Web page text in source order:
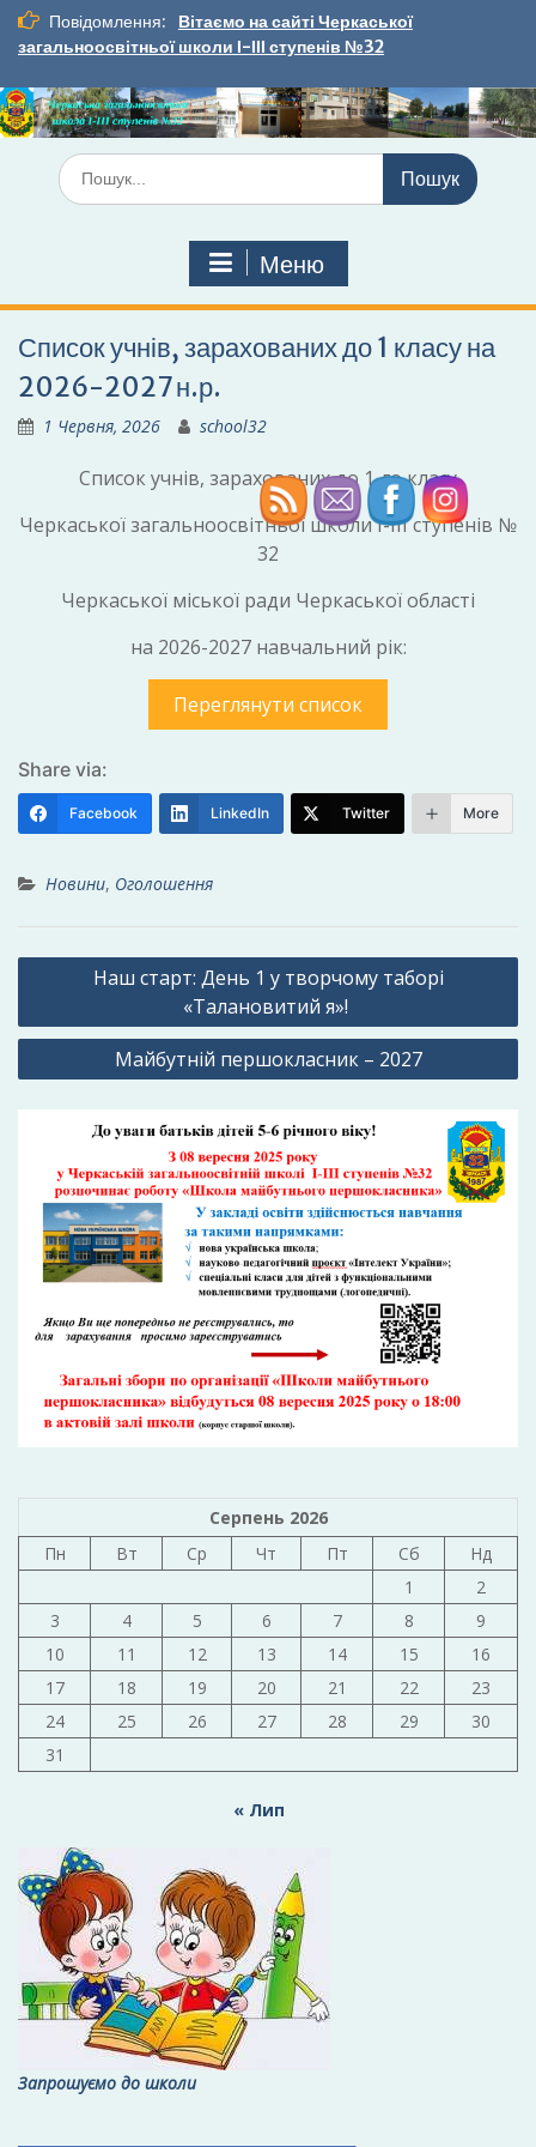
Перейти
вмісту
Повідомлення:
Вітаємо на сайті Черкаської
загальноосвітньої школи І-ІІІ ступенів №32
Шукати:
Меню
Список учнів, зарахованих до 1 класу на
2026-2027 н.р.
1 Червня, 2026 school32
Список учнів, зарахованих до 1-го класу
Черкаської загальноосвітньої школи І-ІІІ ступенів №
32
Черкаської міської ради Черкаської області
на 2026-2027 навчальний рік:
Переглянути список
Share via:
Facebook LinkedIn Twitter More
Новини, Оголошення
Навігація
Наш старт: День 1 у творчому таборі
«Талановитий я»!
Майбутній першокласник – 2027
Серпень 2026
Пн
Вт Ср Чт Пт Сб
Нд
1
2
3
4 5 6 7 8
9
10
11 12 13 14 15
16
17
18 19 20 21 22
23
24
25 26 27 28 29
30
31
« Лип
Запрошуємо до школи